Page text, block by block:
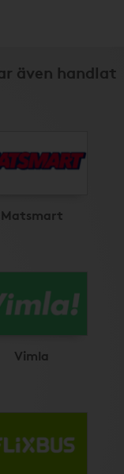
även handlat
Matsmart
Vimla